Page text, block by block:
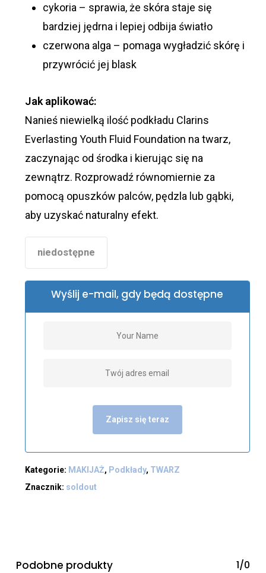
cykoria – sprawia, że skóra staje się
bardziej jędrna i lepiej odbija światło
czerwona alga – pomaga wygładzić skórę i
przywrócić jej blask
Jak aplikować:
Nanieś niewielką ilość podkładu Clarins
Everlasting Youth Fluid Foundation na twarz,
zaczynając od środka i kierując się na
zewnątrz. Rozprowadź równomiernie za
pomocą opuszków palców, pędzla lub gąbki,
aby uzyskać naturalny efekt.
niedostępne
Wyślij e-mail, gdy będą dostępne
Zapisz się teraz
Kategorie: MAKIJAŻ, Podkłady, TWARZ
Znacznik: soldout
Podobne produkty 1/0